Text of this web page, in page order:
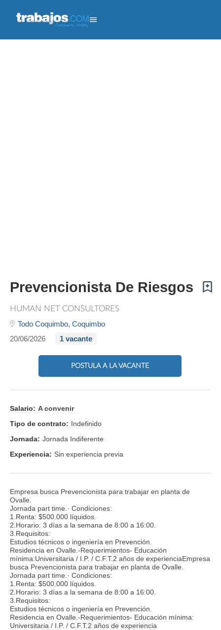
Prevencionista De Riesgos
HUMAN NET CONSULTORES
Todo Coquimbo, Coquimbo
20/06/2026
1 vacante
POSTULA A LA VACANTE
Salario: A convenir
Tipo de contrato: Indefinido
Jornada: Jornada Indiferente
Experiencia: Sin experiencia previa
Empresa busca Prevencionista para trabajar en planta de
Ovalle.
Jornada part time.· Condiciones:
1.Renta: $500.000 líquidos.
2.Horario: 3 días a la semana de 8:00 a 16:00.
3.Requisitos:
Estudios técnicos o ingeniería en Prevención.
Residencia en Ovalle.-Requerimientos- Educación
mínima:Universitaria / I.P. / C.F.T.2 años de experienciaEmpresa
busca Prevencionista para trabajar en planta de Ovalle.
Jornada part time.· Condiciones:
1.Renta: $500.000 líquidos.
2.Horario: 3 días a la semana de 8:00 a 16:00.
3.Requisitos:
Estudios técnicos o ingeniería en Prevención.
Residencia en Ovalle.-Requerimientos- Educación mínima:
Universitaria / I.P. / C.F.T.2 años de experiencia